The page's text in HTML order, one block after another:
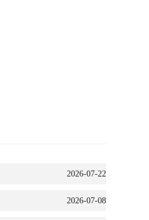
2026-07-22
2026-07-08